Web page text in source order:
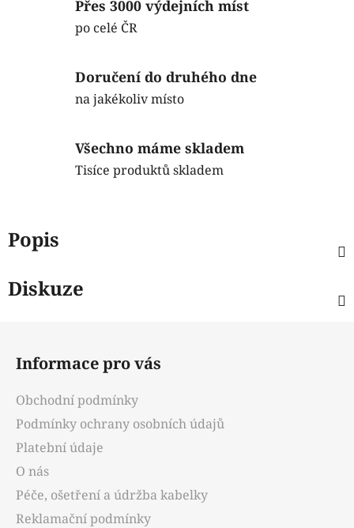
Přes 3000 výdejních míst
po celé ČR
Doručení do druhého dne
na jakékoliv místo
Všechno máme skladem
Tisíce produktů skladem
Popis
Diskuze
Informace pro vás
Obchodní podmínky
Podmínky ochrany osobních údajů
Platební údaje
O nás
Péče, ošetření a údržba kabelky
Reklamační podmínky